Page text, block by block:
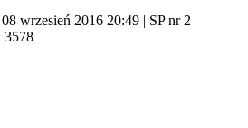
wrzesień 2016 20:49 | SP nr 2 |
3578